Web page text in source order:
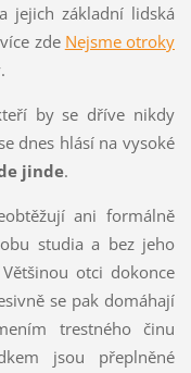
jejich základní lidská
zde Nejsme otroky
by se dříve nikdy
dnes hlásí na vysoké
jinde.
ani formálně
studia a bez jeho
otci dokonce
se pak domáhají
trestného činu
jsou přeplněné